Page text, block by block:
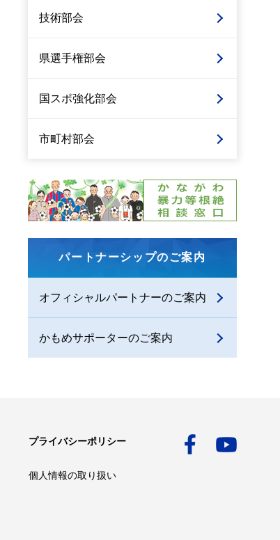
技術部会
県選手権部会
国スポ強化部会
市町村部会
パートナーシップのご案内
オフィシャルパートナーのご案内
かもめサポーターのご案内
プライバシーポリシー
個人情報の取り扱い